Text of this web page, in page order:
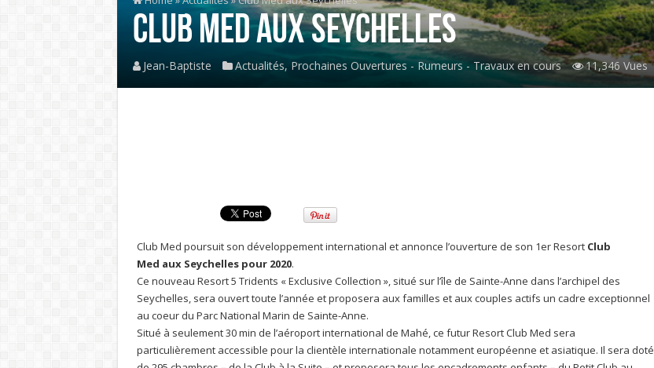
Club Med aux Seychelles
Jean-Baptiste Actualités, Prochaines Ouvertures - Rumeurs - Travaux en cours 11,346 Vues
Club Med poursuit son développement international et annonce l’ouverture de son 1er Resort Club
Med aux Seychelles pour 2020.
Ce nouveau Resort 5 Tridents « Exclusive Collection », situé sur l’île de Sainte-Anne dans l’archipel des
Seychelles, sera ouvert toute l’année et proposera aux familles et aux couples actifs un cadre exceptionnel
au coeur du Parc National Marin de Sainte-Anne.
Situé à seulement 30 min de l’aéroport international de Mahé, ce futur Resort Club Med sera
particulièrement accessible pour la clientèle internationale notamment européenne et asiatique. Il sera doté